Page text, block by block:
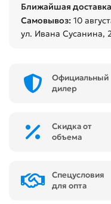
Ближайшая
Самовывоз: 10
ул. Ивана Сусанина,
Официальный
дилер
Скидка от
объема
Спецусловия
для опта